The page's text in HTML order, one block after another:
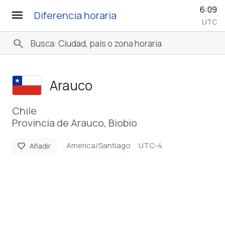
menu Diferencia horaria 6:09
UTC
search
Arauco
Chile
Provincia de Arauco, Biobio
favorite Añadir America/Santiago UTC-4